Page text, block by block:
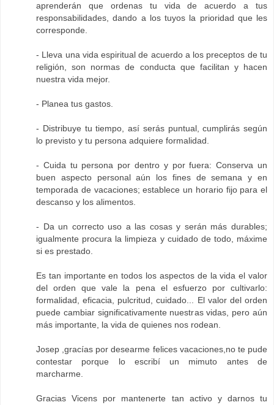
aprenderán que ordenas tu vida de acuerdo a tus
responsabilidades, dando a los tuyos la prioridad que les
corresponde.
- Lleva una vida espiritual de acuerdo a los preceptos de tu
religión, son normas de conducta que facilitan y hacen
nuestra vida mejor.
- Planea tus gastos.
- Distribuye tu tiempo, así serás puntual, cumplirás según
lo previsto y tu persona adquiere formalidad.
- Cuida tu persona por dentro y por fuera: Conserva un
buen aspecto personal aún los fines de semana y en
temporada de vacaciones; establece un horario fijo para el
descanso y los alimentos.
- Da un correcto uso a las cosas y serán más durables;
igualmente procura la limpieza y cuidado de todo, máxime
si es prestado.
Es tan importante en todos los aspectos de la vida el valor
del orden que vale la pena el esfuerzo por cultivarlo:
formalidad, eficacia, pulcritud, cuidado... El valor del orden
puede cambiar significativamente nuestras vidas, pero aún
más importante, la vida de quienes nos rodean.
Josep ,gracías por desearme felices vacaciones,no te pude
contestar porque lo escribí un mimuto antes de
marcharme.
Gracias Vicens por mantenerte tan activo y darnos tu